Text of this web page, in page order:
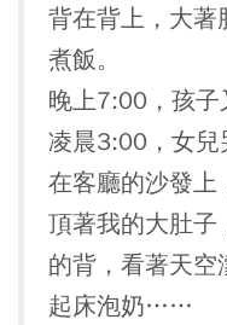
背在背上，大著
煮飯。
晚上7:00，孩子
凌晨3:00，女兒
在客廳的沙發上
頂著我的大肚子
的背，看著天
起床泡奶……